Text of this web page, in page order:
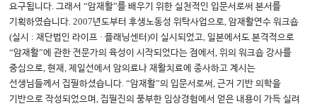
요구됩니다.그래서“암재활”를 배우기 위한 실천적인 입문서로써 본서를
기획하였습니다. 2007년도부터 후생노동성 위탁사업으로,암재활연수 워크숍
(실시 :재단법인 라이프 ·플래닝센터)이 실시되었고, 일본에서도 본격적으로
“암재활”에 관한 전문가의 육성이 시작되었다는 점에서,위의 워크숍 강사를
중심으로,현재,제일선에서 암의료나 재활치료에 종사하고 계시는
선생님들께서 집필하셨습니다. “암재활”의 입문서로써,근거 기반 의학을
기반으로 작성되었으며,집필진의 풍부한 임상경험에서 얻은 내용이 가득 실려